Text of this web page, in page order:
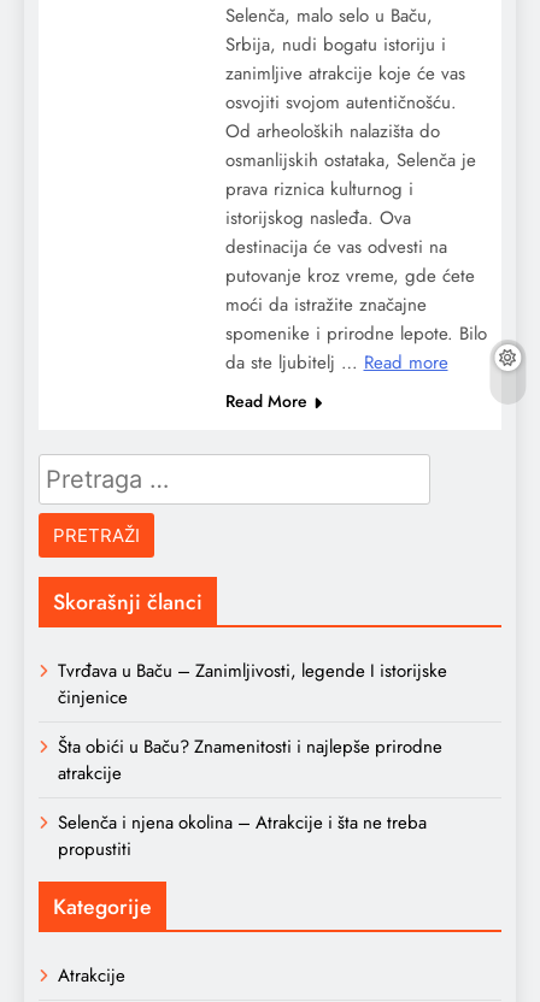
Selenča, malo selo u Baču,
Srbija, nudi bogatu istoriju i
zanimljive atrakcije koje će vas
osvojiti svojom autentičnošću.
Od arheoloških nalazišta do
osmanlijskih ostataka, Selenča je
prava riznica kulturnog i
istorijskog nasleđa. Ova
destinacija će vas odvesti na
putovanje kroz vreme, gde ćete
moći da istražite značajne
spomenike i prirodne lepote. Bilo
da ste ljubitelj … Read more
Read More
Pretraga
za:
Skorašnji članci
Tvrđava u Baču – Zanimljivosti, legende I istorijske
činjenice
Šta obići u Baču? Znamenitosti i najlepše prirodne
atrakcije
Selenča i njena okolina – Atrakcije i šta ne treba
propustiti
Kategorije
Atrakcije